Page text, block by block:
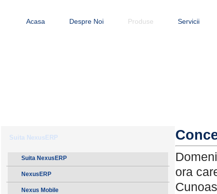
Acasa Despre Noi Produse Servicii
Suita NexusERP
Suita NexusERP
NexusERP
Nexus Mobile
ora